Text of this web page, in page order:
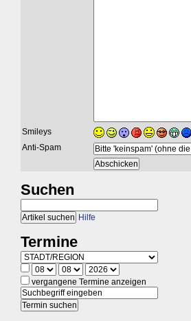
Smileys
Anti-Spam
Suchen
Hilfe
Termine
vergangene Termine anzeigen